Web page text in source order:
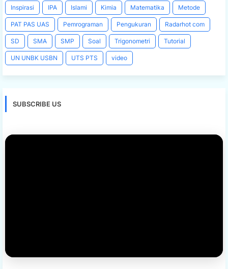
Inspirasi IPA Islami Kimia Matematika Metode
PAT PAS UAS Pemrograman Pengukuran Radarhot com
SD SMA SMP Soal Trigonometri Tutorial
UN UNBK USBN UTS PTS video
SUBSCRIBE US